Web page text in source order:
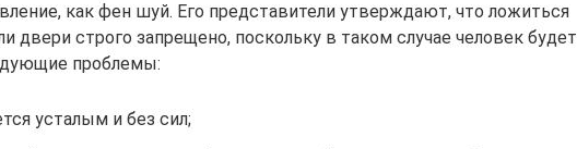
как фен шуй. Его представители утверждают, что ложиться
двери строго запрещено, поскольку в таком случае человек будет
проблемы:
усталым и без сил;